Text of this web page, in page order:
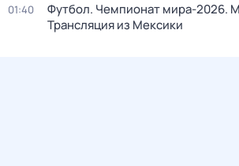
01:40
Футбол. Чемпионат мира-2026.
Трансляция из Мексики